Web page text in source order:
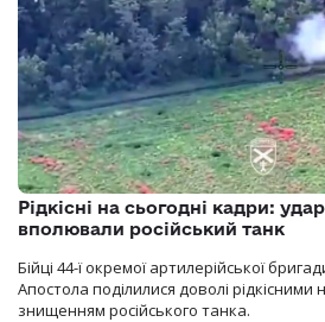
Рідкісні на сьогодні кадри:
вполювали російський танк
Бійці 44-ї окремої артилерійської
Апостола поділилися доволі рідкісними
знищенням російського танка.